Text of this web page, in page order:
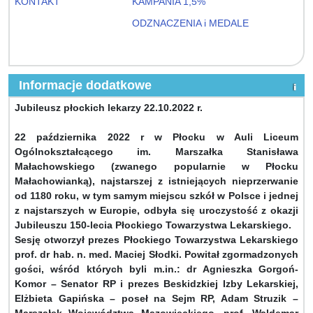
ODZNACZENIA i MEDALE
Informacje dodatkowe
Jubileusz płockich lekarzy 22.10.2022 r.
22 października 2022 r w Płocku w Auli Liceum
Ogólnokształcącego im. Marszałka Stanisława
Małachowskiego (zwanego popularnie w Płocku
Małachowianką), najstarszej z istniejących nieprzerwanie
od 1180 roku, w tym samym miejscu szkół w Polsce i jednej
z najstarszych w Europie, odbyła się uroczystość z okazji
Jubileuszu 150-lecia Płockiego Towarzystwa Lekarskiego.
Sesję otworzył prezes Płockiego Towarzystwa Lekarskiego
prof. dr hab. n. med. Maciej Słodki. Powitał zgormadzonych
gości, wśród których byli m.in.: dr Agnieszka Gorgoń-
Komor – Senator RP i prezes Beskidzkiej Izby Lekarskiej,
Elżbieta Gapińska – poseł na Sejm RP, Adam Struzik –